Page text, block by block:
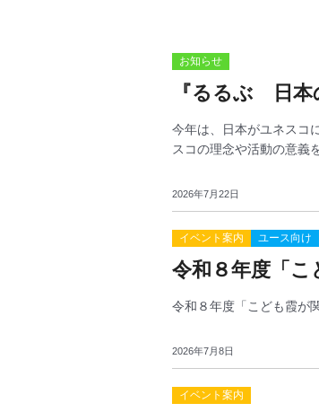
お知らせ
『るるぶ 日本
今年は、日本がユネスコ
スコの理念や活動の意義
2026年7月22日
イベント案内 ユース向け
令和８年度「
令和８年度「こども霞が
2026年7月8日
イベント案内